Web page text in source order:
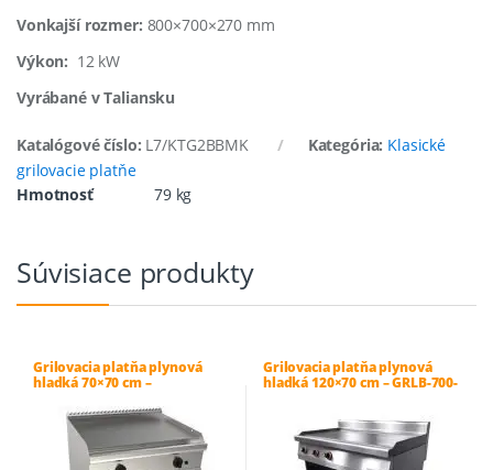
Vonkajší rozmer: 800×700×270 mm
Výkon: 12 kW
Vyrábané v Taliansku
Katalógové číslo: L7/KTG2BBMK Kategória: Klasické
grilovacie platňe
Hmotnosť
79 kg
Súvisiace produkty
Grilovacia platňa plynová
hladká 70×70 cm –
Grilovacia platňa plynová
hladká 120×70 cm – GRLB-700-